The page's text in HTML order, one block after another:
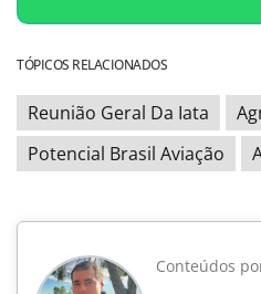
TÓPICOS RELACIONADOS
Reunião Geral Da Iata
Potencial Brasil Aviação
Conteúdos